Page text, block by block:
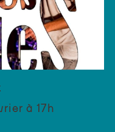
à 17h